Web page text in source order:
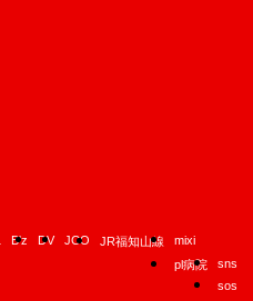
B'z DV JCO JR福知山線
mixi
pl病院
sns
sos